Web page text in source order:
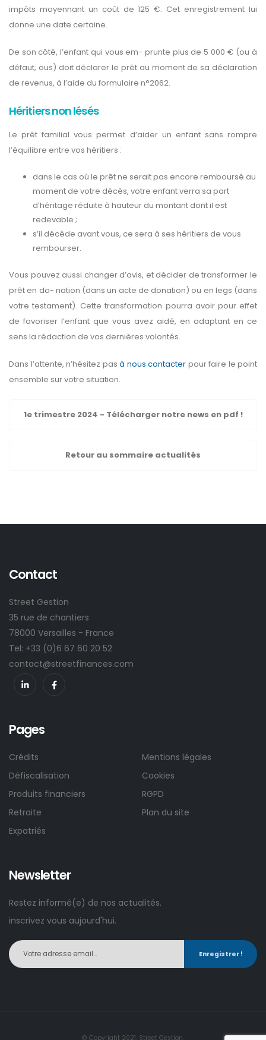
impôts moyennant un coût de 125 €. Cet enregistrement lui
donne une date certaine.
De son côté, l’enfant qui vous em- prunte plus de 5 000 € (ou à
défaut, ous) doit déclarer le prêt au moment de sa déclaration
de revenus, à l’aide du formulaire n°2062.
Héritiers non lésés
Le prêt familial vous permet d’aider un enfant sans rompre
l’équilibre entre vos héritiers :
dans le cas où le prêt ne serait pas encore remboursé au
moment de votre décès, votre enfant verra sa part
d’héritage réduite à hauteur du montant dont il est
redevable ;
s’il décède avant vous, ce sera à ses héritiers de vous
rembourser.
Vous pouvez aussi changer d’avis, et décider de transformer le
prêt en do- nation (dans un acte de donation) ou en legs (dans
votre testament). Cette transformation pourra avoir pour effet
de favoriser l’enfant que vous avez aidé, en adaptant en ce
sens la rédaction de vos dernières volontés.
Dans l’attente, n’hésitez pas à nous contacter pour faire le point
ensemble sur votre situation.
1e trimestre 2024 - Télécharger notre news en pdf !
Retour au sommaire actualités
Contact
Street Gestion
35 rue de chantiers
78000 Versailles - France
Tel: +33 (0)6 67 60 20 52
contact@streetfinances.com
Pages
Crédits
Défiscalisation
Produits financiers
Retraite
Expatriés
Mentions légales
Cookies
RGPD
Plan du site
Newsletter
Restez informé(e) de nos actualités.
inscrivez vous aujourd'hui.
Enregistrer !
© Copyright 2021. Street Gestion.